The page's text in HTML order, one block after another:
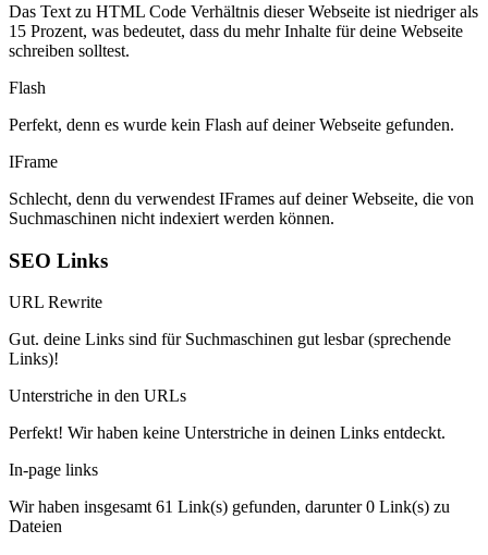
Das Text zu HTML Code Verhältnis dieser Webseite ist niedriger als
15 Prozent, was bedeutet, dass du mehr Inhalte für deine Webseite
schreiben solltest.
Flash
Perfekt, denn es wurde kein Flash auf deiner Webseite gefunden.
IFrame
Schlecht, denn du verwendest IFrames auf deiner Webseite, die von
Suchmaschinen nicht indexiert werden können.
SEO Links
URL Rewrite
Gut. deine Links sind für Suchmaschinen gut lesbar (sprechende
Links)!
Unterstriche in den URLs
Perfekt! Wir haben keine Unterstriche in deinen Links entdeckt.
In-page links
Wir haben insgesamt 61 Link(s) gefunden, darunter 0 Link(s) zu
Dateien